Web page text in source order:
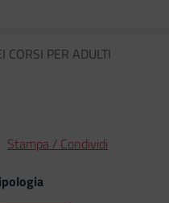
PER ADULTI
Stampa / Condividi